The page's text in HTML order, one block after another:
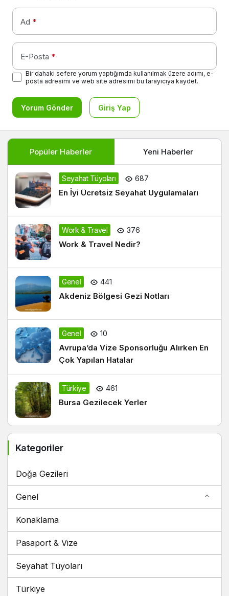
Ad *
E-Posta *
Bir dahaki sefere yorum yaptığımda kullanılmak üzere adımı, e-
posta adresimi ve web site adresimi bu tarayıcıya kaydet.
Yorum Gönder Giriş Yap
Popüler Haberler Yeni Haberler
Seyahat Tüyoları 687
En İyi Ücretsiz Seyahat Uygulamaları
Work & Travel 376
Work & Travel Nedir?
Genel 441
Akdeniz Bölgesi Gezi Notları
Genel 10
Avrupa’da Vize Sponsorluğu Alırken En
Çok Yapılan Hatalar
Türkiye 461
Bursa Gezilecek Yerler
Kategoriler
Doğa Gezileri
Genel
Konaklama
Pasaport & Vize
Seyahat Tüyoları
Türkiye